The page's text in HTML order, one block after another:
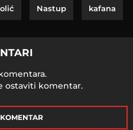
Nastup kafana
ostaviti komentar.